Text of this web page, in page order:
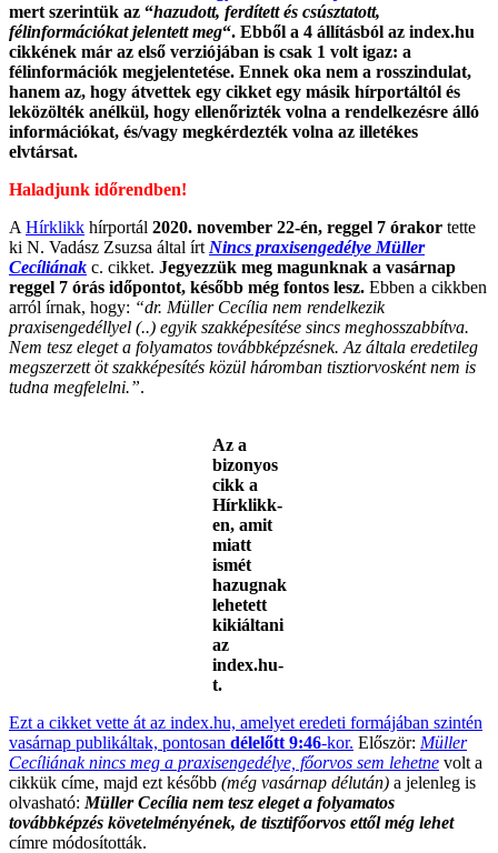
mert szerintük az “hazudott, ferdített és csúsztatott,
félinformációkat jelentett meg“. Ebből a 4 állításból az index.hu
cikkének már az első verziójában is csak 1 volt igaz: a
félinformációk megjelentetése. Ennek oka nem a rosszindulat,
hanem az, hogy átvettek egy cikket egy másik hírportáltól és
leközölték anélkül, hogy ellenőrizték volna a rendelkezésre álló
információkat, és/vagy megkérdezték volna az illetékes
elvtársat.
Haladjunk időrendben!
A Hírklikk hírportál 2020. november 22-én, reggel 7 órakor tette
ki N. Vadász Zsuzsa által írt Nincs praxisengedélye Müller
Cecíliának c. cikket. Jegyezzük meg magunknak a vasárnap
reggel 7 órás időpontot, később még fontos lesz. Ebben a cikkben
arról írnak, hogy: “dr. Müller Cecília nem rendelkezik
praxisengedéllyel (..) egyik szakképesítése sincs meghosszabbítva.
Nem tesz eleget a folyamatos továbbképzésnek. Az általa eredetileg
megszerzett öt szakképesítés közül háromban tisztiorvosként nem is
tudna megfelelni.”.
Az a
bizonyos
cikk a
Hírklikk-
en, amit
miatt
ismét
hazugnak
lehetett
kikiáltani
az
index.hu-
t.
Ezt a cikket vette át az index.hu, amelyet eredeti formájában szintén
vasárnap publikáltak, pontosan délelőtt 9:46-kor. Először: Müller
Cecíliának nincs meg a praxisengedélye, főorvos sem lehetne volt a
cikkük címe, majd ezt később (még vasárnap délután) a jelenleg is
olvasható: Müller Cecília nem tesz eleget a folyamatos
továbbképzés követelményének, de tisztifőorvos ettől még lehet
címre módosították.